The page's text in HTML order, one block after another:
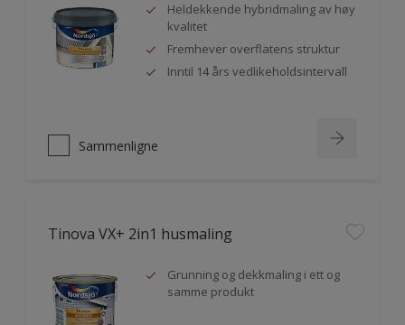
Heldekkende hybridmaling av høy
kvalitet
Fremhever overflatens struktur
Inntil 14 års vedlikeholdsintervall
Sammenligne
Tinova VX+ 2in1 husmaling
Grunning og dekkmaling i ett og
samme produkt